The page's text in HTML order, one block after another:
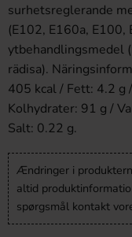
surhetsreglerande
(E102, E160a, E100,
ytbehandlingsmedel
rädisa).
405 kcal / Fett: 4.2 g
Kolhydrater: 91 g /
Salt: 0.22 g.
Ændringer i
altid
spørgsmål kontakt